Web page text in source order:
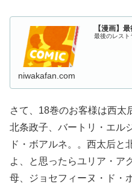
【漫画】
最後のレスト
niwakafan.com
さて、18巻のお客様は西太
北条政子、バートリ・エル
ド・ボアルネ。。西太后と
よ、と思ったらユリア・ア
母、ジョセフィーヌ・ド・